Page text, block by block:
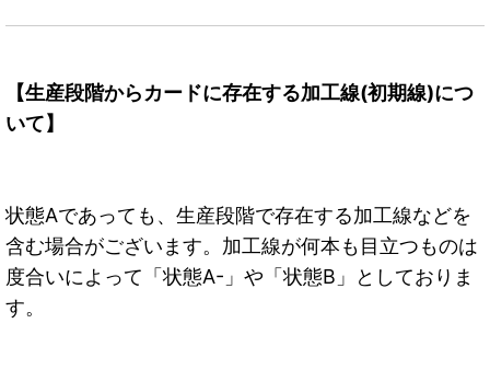
【生産段階からカードに存在する加工線(初期線)につ
いて】
状態Aであっても、生産段階で存在する加工線などを
含む場合がございます。加工線が何本も目立つものは
度合いによって「状態A-」や「状態B」としておりま
す。